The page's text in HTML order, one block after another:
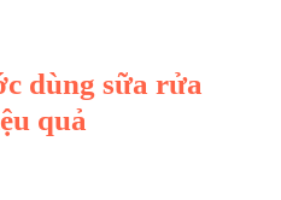
dùng sữa rửa
quả